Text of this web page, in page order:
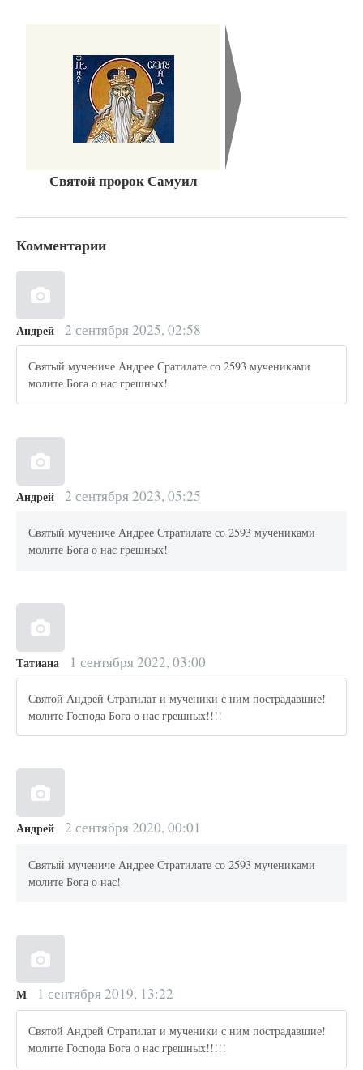
Святой пророк Самуил
Комментарии
Андрей 2 сентября 2025, 02:58
Святый мучениче Андрее Сратилате со 2593 мучениками
молите Бога о нас грешных!
Андрей 2 сентября 2023, 05:25
Святый мучениче Андрее Стратилате со 2593 мучениками
молите Бога о нас грешных!
Татиана 1 сентября 2022, 03:00
Святой Андрей Стратилат и мученики с ним пострадавшие!
молите Господа Бога о нас грешных!!!!
Андрей 2 сентября 2020, 00:01
Святый мучениче Андрее Стратилате со 2593 мучениками
молите Бога о нас!
М 1 сентября 2019, 13:22
Святой Андрей Стратилат и мученики с ним пострадавшие!
молите Господа Бога о нас грешных!!!!!